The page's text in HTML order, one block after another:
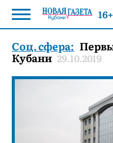
Соц. сфера:
Кубани 29.10.2019
16+